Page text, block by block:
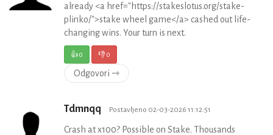
already <a href="https://stakeslotus.org/stake-
plinko/">stake wheel game</a> cashed out life-
changing wins. Your turn is next.
👍0 👎0
Odgovori ⇾
Tdmnqq Postavljeno 02-03-2026 11:12:51
Crash at x100? Possible on Stake. Thousands